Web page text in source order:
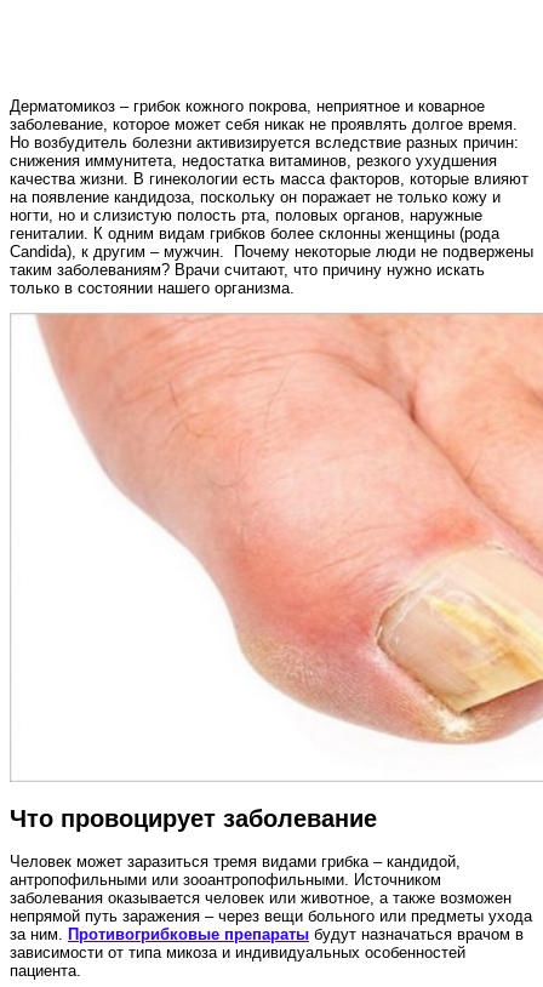
Дерматомикоз – грибок кожного покрова, неприятное и коварное
заболевание, которое может себя никак не проявлять долгое время.
Но возбудитель болезни активизируется вследствие разных причин:
снижения иммунитета, недостатка витаминов, резкого ухудшения
качества жизни. В гинекологии есть масса факторов, которые влияют
на появление кандидоза, поскольку он поражает не только кожу и
ногти, но и слизистую полость рта, половых органов, наружные
гениталии. К одним видам грибков более склонны женщины (рода
Candida), к другим – мужчин. Почему некоторые люди не подвержены
таким заболеваниям? Врачи считают, что причину нужно искать
только в состоянии нашего организма.
Что провоцирует заболевание
Человек может заразиться тремя видами грибка – кандидой,
антропофильными или зооантропофильными. Источником
заболевания оказывается человек или животное, а также возможен
непрямой путь заражения – через вещи больного или предметы ухода
за ним. Противогрибковые препараты будут назначаться врачом в
зависимости от типа микоза и индивидуальных особенностей
пациента.